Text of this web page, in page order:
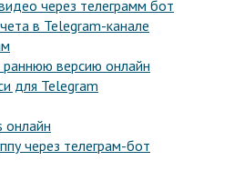
через телеграмм бот
в Telegram-канале
версию онлайн
для Telegram
онлайн
через телеграм-бот